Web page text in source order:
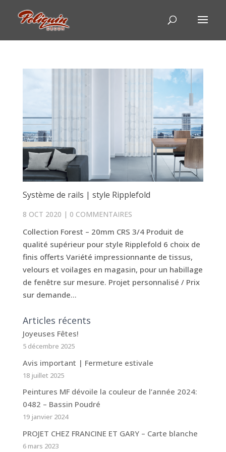
Système de rails | style Ripplefold
8 OCT 2020 | 0 COMMENTAIRES
Collection Forest – 20mm CRS 3/4 Produit de
qualité supérieur pour style Ripplefold 6 choix de
finis offerts Variété impressionnante de tissus,
velours et voilages en magasin, pour un habillage
de fenêtre sur mesure. Projet personnalisé / Prix
sur demande...
Articles récents
Joyeuses Fêtes!
5 décembre 2025
Avis important | Fermeture estivale
18 juillet 2025
Peintures MF dévoile la couleur de l’année 2024:
0482 – Bassin Poudré
19 janvier 2024
PROJET CHEZ FRANCINE ET GARY – Carte blanche
6 mars 2023